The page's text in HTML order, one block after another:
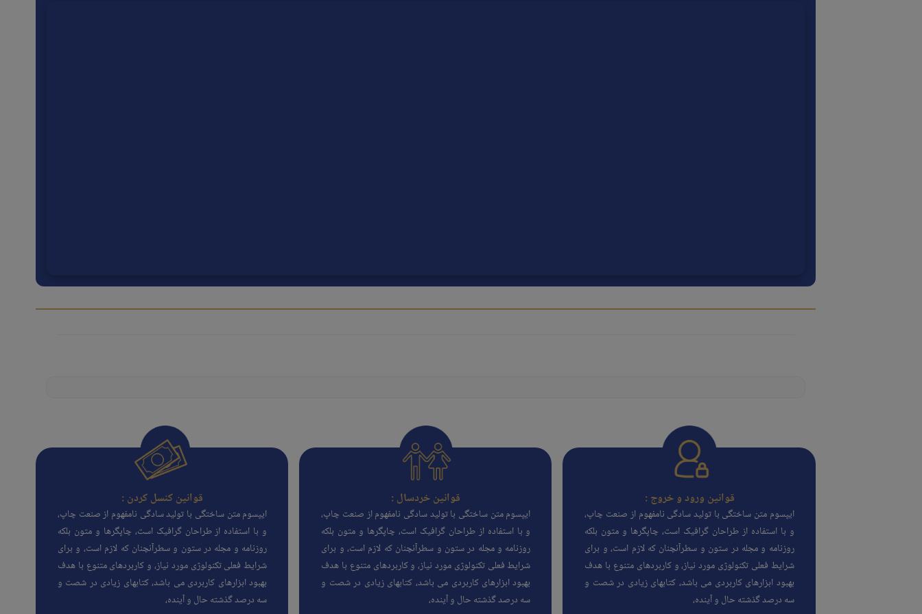
قوانین ورود و خروج :
ایپسوم متن ساختگی با تولید سادگی نامفهوم از صنعت چاپ،
و با استفاده از طراحان گرافیک است، چاپگرها و متون بلکه
روزنامه و مجله در ستون و سطرآنچنان که لازم است، و برای
شرایط فعلی تکنولوژی مورد نیاز، و کاربردهای متنوع با هدف
بهبود ابزارهای کاربردی می باشد، کتابهای زیادی در شصت و
سه درصد گذشته حال و آینده،
قوانین خردسال :
ایپسوم متن ساختگی با تولید سادگی نامفهوم از صنعت چاپ،
و با استفاده از طراحان گرافیک است، چاپگرها و متون بلکه
روزنامه و مجله در ستون و سطرآنچنان که لازم است، و برای
شرایط فعلی تکنولوژی مورد نیاز، و کاربردهای متنوع با هدف
بهبود ابزارهای کاربردی می باشد، کتابهای زیادی در شصت و
سه درصد گذشته حال و آینده،
قوانین کنسل کردن :
ایپسوم متن ساختگی با تولید سادگی نامفهوم از صنعت چاپ،
و با استفاده از طراحان گرافیک است، چاپگرها و متون بلکه
روزنامه و مجله در ستون و سطرآنچنان که لازم است، و برای
شرایط فعلی تکنولوژی مورد نیاز، و کاربردهای متنوع با هدف
بهبود ابزارهای کاربردی می باشد، کتابهای زیادی در شصت و
سه درصد گذشته حال و آینده،